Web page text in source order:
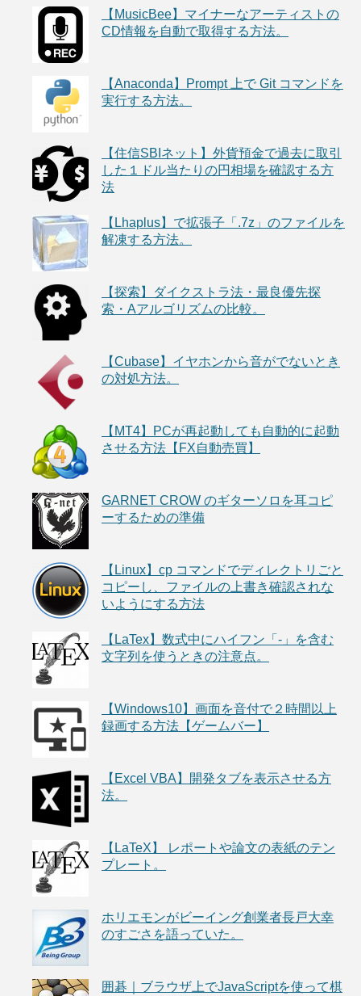
【MusicBee】マイナーなアーティストの
CD情報を自動で取得する方法。
【Anaconda】Prompt 上で Git コマンドを
実行する方法。
【住信SBIネット】外貨預金で過去に取引
した１ドル当たりの円相場を確認する方
法
【Lhaplus】で拡張子「.7z」のファイルを
解凍する方法。
【探索】ダイクストラ法・最良優先探
索・Aアルゴリズムの比較。
【Cubase】イヤホンから音がでないとき
の対処方法。
【MT4】PCが再起動しても自動的に起動
させる方法【FX自動売買】
GARNET CROW のギターソロを耳コピ
ーするための準備
【Linux】cp コマンドでディレクトリごと
コピーし、ファイルの上書き確認されな
いようにする方法
【LaTex】数式中にハイフン「-」を含む
文字列を使うときの注意点。
【Windows10】画面を音付で２時間以上
録画する方法【ゲームバー】
【Excel VBA】開発タブを表示させる方
法。
【LaTeX】 レポートや論文の表紙のテン
プレート。
ホリエモンがビーイング創業者長戸大幸
のすごさを語っていた。
囲碁｜ブラウザ上でJavaScriptを使って棋